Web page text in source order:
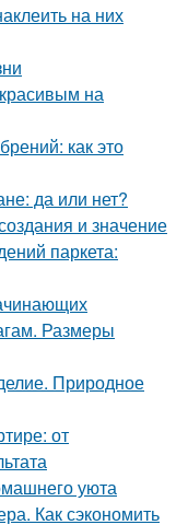
на них
на
как это
да или нет?
и значение
паркета:
Размеры
Природное
от
уюта
Как сэкономить